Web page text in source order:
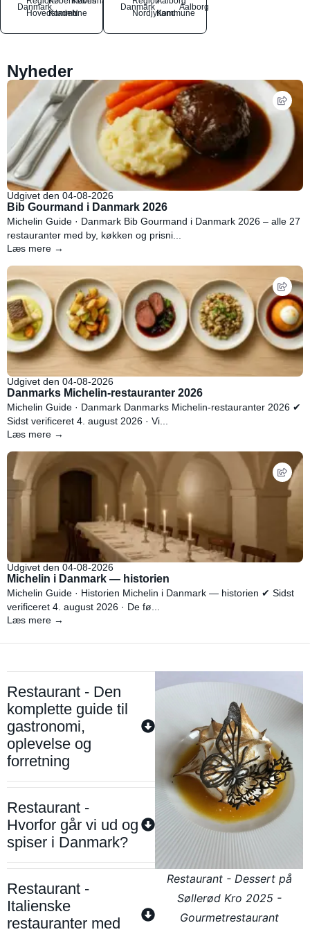
Danmark
Hovedstaden
Kommune
N
Danmark
NordjyllandKommune
Aalborg
Nyheder
Udgivet den 04-08-2026
Bib Gourmand i Danmark 2026
Michelin Guide · Danmark Bib Gourmand i Danmark 2026 – alle 27
restauranter med by, køkken og prisni...
Læs mere →
Udgivet den 04-08-2026
Danmarks Michelin-restauranter 2026
Michelin Guide · Danmark Danmarks Michelin-restauranter 2026 ✔
Sidst verificeret 4. august 2026 · Vi...
Læs mere →
Udgivet den 04-08-2026
Michelin i Danmark — historien
Michelin Guide · Historien Michelin i Danmark — historien ✔ Sidst
verificeret 4. august 2026 · De fø...
Læs mere →
Restaurant - Den
komplette guide til
gastronomi,
oplevelse og
forretning
Restaurant -
Hvorfor går vi ud og
spiser i Danmark?
Restaurant -
Italienske
restauranter med
Restaurant - Dessert på
Søllerød Kro 2025 -
Gourmetrestaurant